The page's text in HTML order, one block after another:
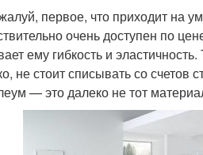
первое, что приходит на
очень доступен по
ему гибкость и
не стоит списывать со счетов
— это далеко не тот